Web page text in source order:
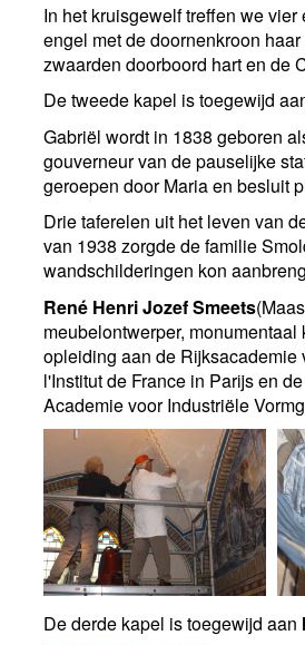
In het kruisgewelf treffen we
engel met de doornenkroon
zwaarden doorboord hart en de
De tweede kapel is toegewijd
Gabriël wordt in 1838 geboren
gouverneur van de pauselijke
geroepen door Maria en besluit
Drie taferelen uit het leven van
van 1938 zorgde de familie
wandschilderingen kon
René Henri Jozef Smeets
meubelontwerper,
opleiding aan de
l'Institut de France in Parijs en
Academie voor Industriële
De derde kapel is toegewijd aan